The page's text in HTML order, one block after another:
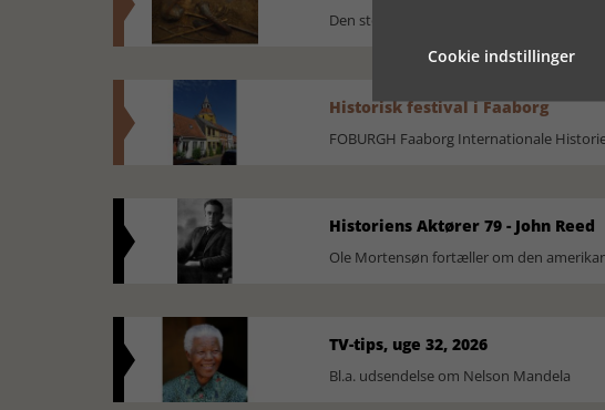
Den største samling af moselig i verden
Historisk festival i Faaborg
FOBURGH Faaborg Internationale
Historiens Aktører 79 - John Reed
Ole Mortensøn fortæller om den
TV-tips, uge 32, 2026
Bl.a. udsendelse om Nelson Mandela
Cookie indstillinger